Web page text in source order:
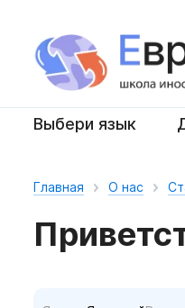
Выбери язык
Главная О нас